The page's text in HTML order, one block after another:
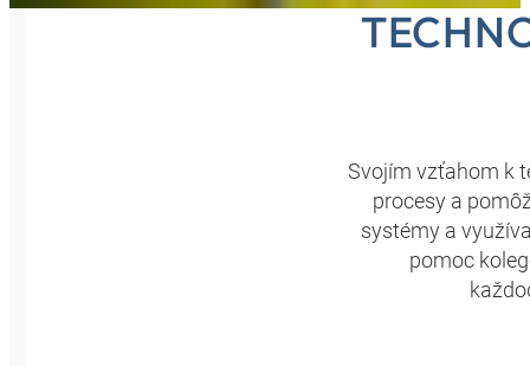
Svojím vzťahom k
procesy a
systémy a
pomoc